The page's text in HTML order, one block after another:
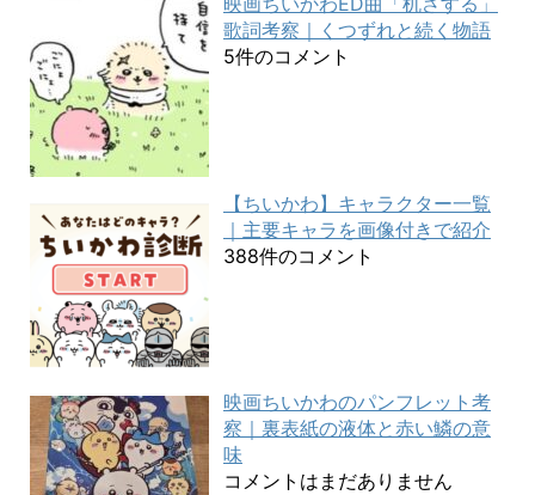
歌詞考察｜くつずれと続く物語
5件のコメント
【ちいかわ】キャラクター一覧
｜主要キャラを画像付きで紹介
388件のコメント
映画ちいかわのパンフレット考
察｜裏表紙の液体と赤い鱗の意
味
コメントはまだありません